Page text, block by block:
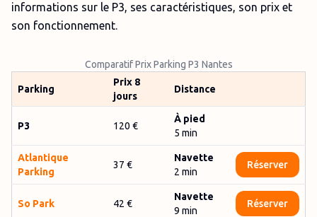
informations sur le P3, ses caractéristiques, son prix et
son fonctionnement.
Comparatif Prix Parking P3 Nantes
Parking
Prix 8
jours
Distance
P3 120 €
À pied
5 min
Atlantique
Parking
37 €
Navette
2 min
Réserver
So Park 42 €
Navette
9 min
Réserver